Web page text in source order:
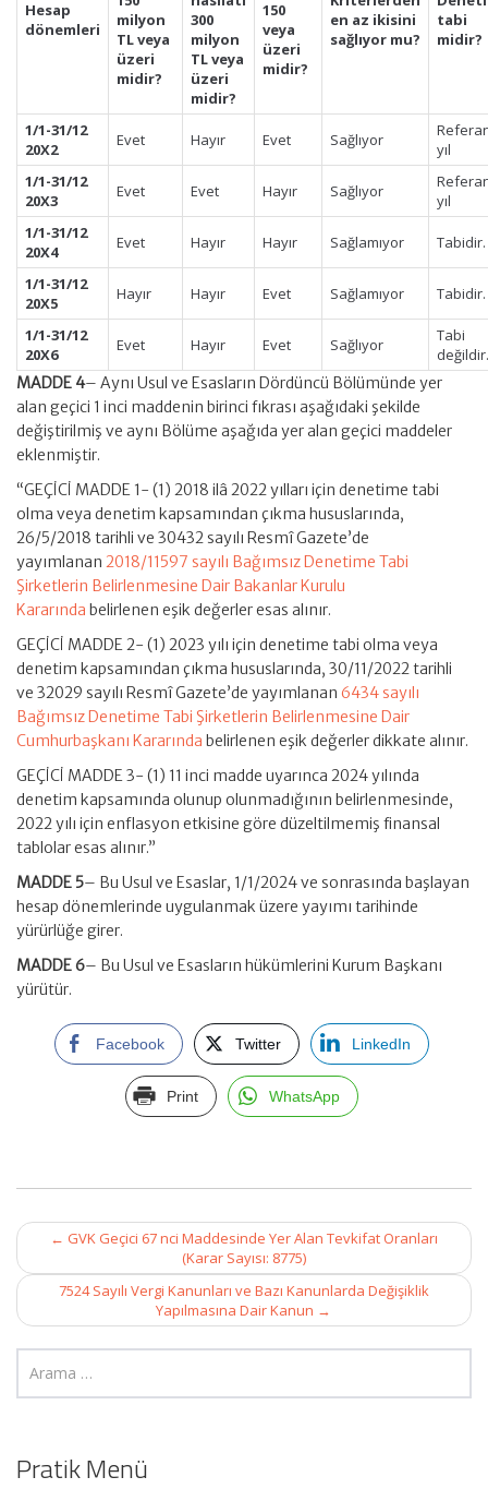
Hesap
dönemleri
milyon
TL veya
üzeri
midir?
300
milyon
TL veya
üzeri
midir?
150
veya
üzeri
midir?
en az ikisini
sağlıyor mu?
tabi
midir?
1/1-31/12
20X2
Evet Hayır Evet Sağlıyor
yıl
1/1-31/12
20X3
Evet Evet Hayır Sağlıyor
yıl
1/1-31/12
20X4
Evet Hayır Hayır Sağlamıyor Tabidir.
1/1-31/12
20X5
Hayır Hayır Evet Sağlamıyor Tabidir.
1/1-31/12
20X6
Evet Hayır Evet Sağlıyor
Tabi
değildir.
MADDE 4– Aynı Usul ve Esasların Dördüncü Bölümünde yer
alan geçici 1 inci maddenin birinci fıkrası aşağıdaki şekilde
değiştirilmiş ve aynı Bölüme aşağıda yer alan geçici maddeler
eklenmiştir.
“GEÇİCİ MADDE 1- (1) 2018 ilâ 2022 yılları için denetime tabi
olma veya denetim kapsamından çıkma hususlarında,
26/5/2018 tarihli ve 30432 sayılı Resmî Gazete’de
yayımlanan 2018/11597 sayılı Bağımsız Denetime Tabi
Şirketlerin Belirlenmesine Dair Bakanlar Kurulu
Kararında belirlenen eşik değerler esas alınır.
GEÇİCİ MADDE 2- (1) 2023 yılı için denetime tabi olma veya
denetim kapsamından çıkma hususlarında, 30/11/2022 tarihli
ve 32029 sayılı Resmî Gazete’de yayımlanan 6434 sayılı
Bağımsız Denetime Tabi Şirketlerin Belirlenmesine Dair
Cumhurbaşkanı Kararında belirlenen eşik değerler dikkate alınır.
GEÇİCİ MADDE 3- (1) 11 inci madde uyarınca 2024 yılında
denetim kapsamında olunup olunmadığının belirlenmesinde,
2022 yılı için enflasyon etkisine göre düzeltilmemiş finansal
tablolar esas alınır.”
MADDE 5– Bu Usul ve Esaslar, 1/1/2024 ve sonrasında başlayan
hesap dönemlerinde uygulanmak üzere yayımı tarihinde
yürürlüğe girer.
MADDE 6– Bu Usul ve Esasların hükümlerini Kurum Başkanı
yürütür.
Facebook Twitter LinkedIn
Print WhatsApp
Post
navigation
← GVK Geçici 67 nci Maddesinde Yer Alan Tevkifat Oranları
(Karar Sayısı: 8775)
7524 Sayılı Vergi Kanunları ve Bazı Kanunlarda Değişiklik
Yapılmasına Dair Kanun →
Pratik Menü